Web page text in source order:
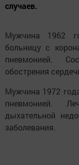
случаев.
Мужчина 1962
больницу с
пневмонией.
обострения
Мужчина 1972
пневмонией.
дыхательной
заболевания.